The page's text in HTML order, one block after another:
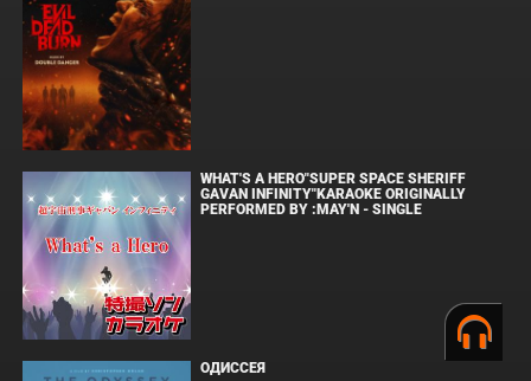
WHAT'S A HERO"SUPER SPACE SHERIFF
GAVAN INFINITY"KARAOKE ORIGINALLY
PERFORMED BY :MAY'N - SINGLE
ОДИССЕЯ